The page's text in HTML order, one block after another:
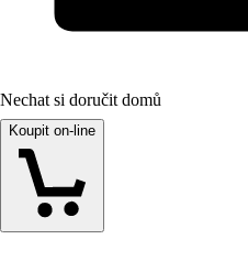
Nechat si doručit domů
Koupit on-line